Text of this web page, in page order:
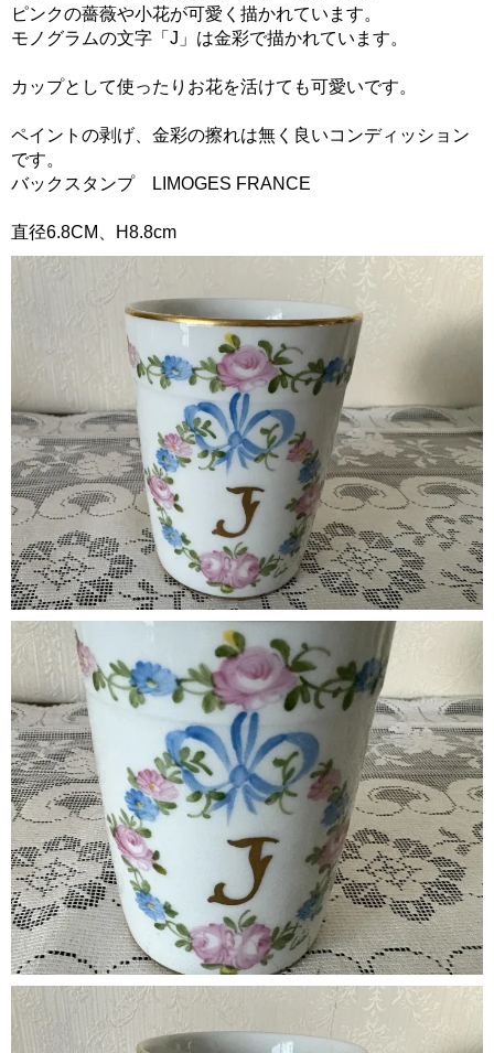
ピンクの薔薇や小花が可愛く描かれています。
モノグラムの文字「J」は金彩で描かれています。
カップとして使ったりお花を活けても可愛いです。
ペイントの剥げ、金彩の擦れは無く良いコンディッション
です。
バックスタンプ LIMOGES FRANCE
直径6.8CM、H8.8cm